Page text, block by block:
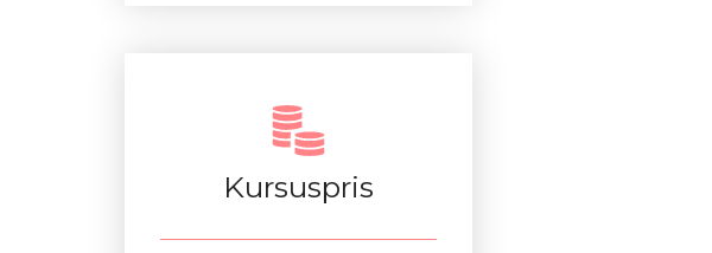
Kursuspris